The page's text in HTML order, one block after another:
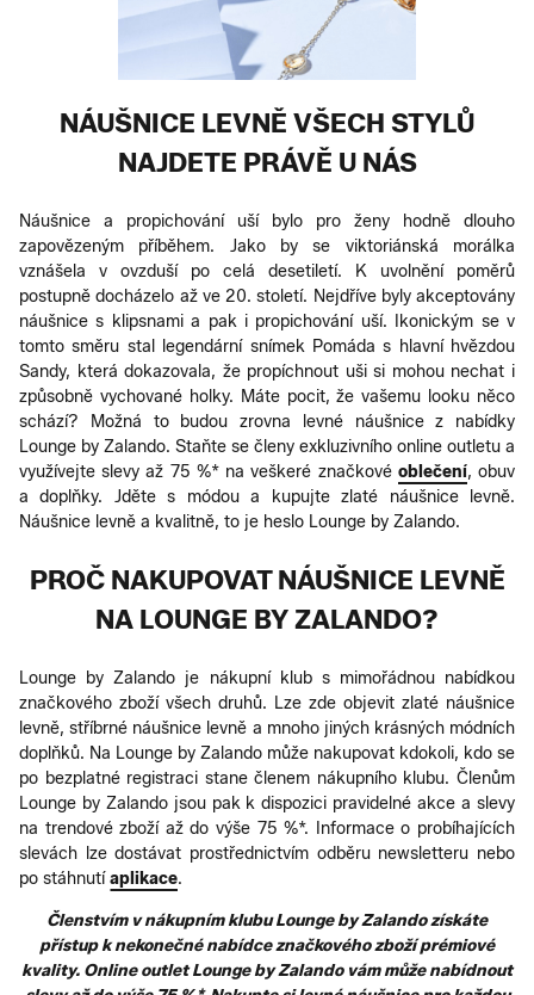
NÁUŠNICE LEVNĚ VŠECH STYLŮ
NAJDETE PRÁVĚ U NÁS
Náušnice a propichování uší bylo pro ženy hodně dlouho
zapovězeným příběhem. Jako by se viktoriánská morálka
vznášela v ovzduší po celá desetiletí. K uvolnění poměrů
postupně docházelo až ve 20. století. Nejdříve byly akceptovány
náušnice s klipsnami a pak i propichování uší. Ikonickým se v
tomto směru stal legendární snímek Pomáda s hlavní hvězdou
Sandy, která dokazovala, že propíchnout uši si mohou nechat i
způsobně vychované holky. Máte pocit, že vašemu looku něco
schází? Možná to budou zrovna levné náušnice z nabídky
Lounge by Zalando. Staňte se členy exkluzivního online outletu a
využívejte slevy až 75 %* na veškeré značkové oblečení, obuv
a doplňky. Jděte s módou a kupujte zlaté náušnice levně.
Náušnice levně a kvalitně, to je heslo Lounge by Zalando.
PROČ NAKUPOVAT NÁUŠNICE LEVNĚ
NA LOUNGE BY ZALANDO?
Lounge by Zalando je nákupní klub s mimořádnou nabídkou
značkového zboží všech druhů. Lze zde objevit zlaté náušnice
levně, stříbrné náušnice levně a mnoho jiných krásných módních
doplňků. Na Lounge by Zalando může nakupovat kdokoli, kdo se
po bezplatné registraci stane členem nákupního klubu. Členům
Lounge by Zalando jsou pak k dispozici pravidelné akce a slevy
na trendové zboží až do výše 75 %*. Informace o probíhajících
slevách lze dostávat prostřednictvím odběru newsletteru nebo
po stáhnutíaplikace.
Členstvím v nákupním klubu Lounge by Zalando získáte
přístup k nekonečné nabídce značkového zboží prémiové
kvality. Online outlet Lounge by Zalando vám může nabídnout